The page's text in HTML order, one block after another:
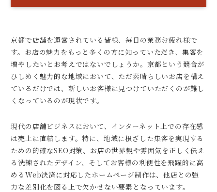
京都で店舗を運営されている皆様、毎日の業務お疲れ様で
す。お店の魅力をもっと多くの方に知っていただき、集客を
増やしたいとお考えではないでしょうか。京都という競合が
ひしめく魅力的な地域において、ただ素晴らしいお店を構え
ているだけでは、新しいお客様に見つけていただくのが難し
くなっているのが現状です。
現代の店舗ビジネスにおいて、インターネット上での存在感
は売上に直結します。特に、地域に根ざした集客を実現する
ための的確なSEO対策、お店の世界観や雰囲気を正しく伝え
る洗練されたデザイン、そしてお客様の利便性を飛躍的に高
めるWeb決済に対応したホームページ制作は、他店との強
力な差別化を図る上で欠かせない要素となっています。